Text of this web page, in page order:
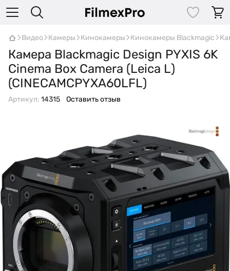
Видео Камеры Кинокамеры Кинокамеры Blackmagic
Камера Blackmagic Design PYXIS 6K
Cinema Box Camera (Leica L)
(CINECAMCPYXA60LFL)
Артикул: 14315 Оставить отзыв